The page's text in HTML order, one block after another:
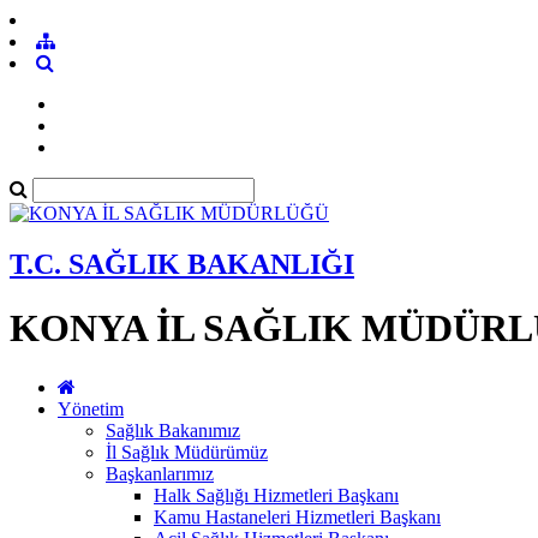
T.C. SAĞLIK BAKANLIĞI
KONYA İL SAĞLIK
Yönetim
Sağlık Bakanımız
İl Sağlık Müdürümüz
Başkanlarımız
Halk Sağlığı Hizmetleri Başkanı
Kamu Hastaneleri Hizmetleri Başkanı